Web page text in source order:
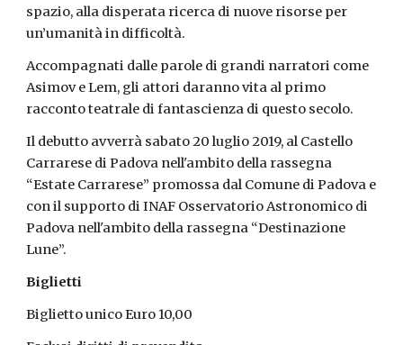
spazio, alla disperata ricerca di nuove risorse per
un’umanità in difficoltà.
Accompagnati dalle parole di grandi narratori come
Asimov e Lem, gli attori daranno vita al primo
racconto teatrale di fantascienza di questo secolo.
Il debutto avverrà sabato 20 luglio 2019, al Castello
Carrarese di Padova nell'ambito della rassegna
“Estate Carrarese” promossa dal Comune di Padova e
con il supporto di INAF Osservatorio Astronomico di
Padova nell'ambito della rassegna “Destinazione
Lune”.
Biglietti
Biglietto unico Euro 10,00